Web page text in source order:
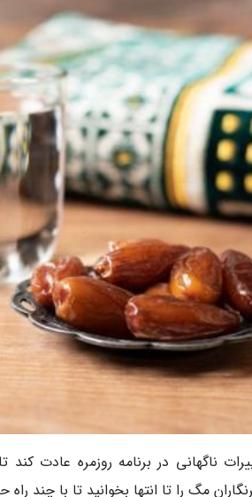
ناگهانی در برنامه روزمره عادت
مگ را تا انتها بخوانید تا با چند